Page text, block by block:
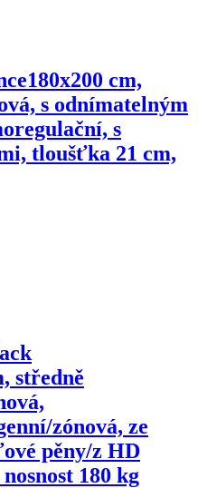
180x200 cm,
s odnímatelným
s
tloušťka 21 cm,
středně
zónová, ze
pěny/z HD
180 kg